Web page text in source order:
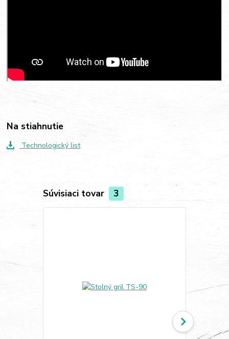
Na stiahnutie
Technologický list
Súvisiaci tovar 3